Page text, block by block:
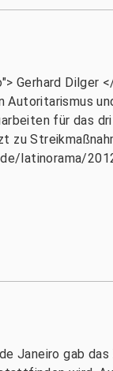
Gerhard Dilger
Autoritarismus
für das
latinorama/
Janeiro gab